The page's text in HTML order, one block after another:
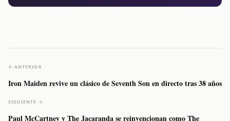
← ANTERIOR
Iron Maiden revive un clásico de Seventh Son en directo tras 38 años
SIGUIENTE →
Paul McCartney y The Jacaranda se reinvencionan como The